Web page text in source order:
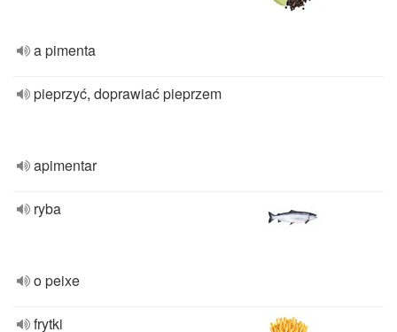
a pimenta
pieprzyć, doprawiać pieprzem
apimentar
ryba
o peixe
frytki